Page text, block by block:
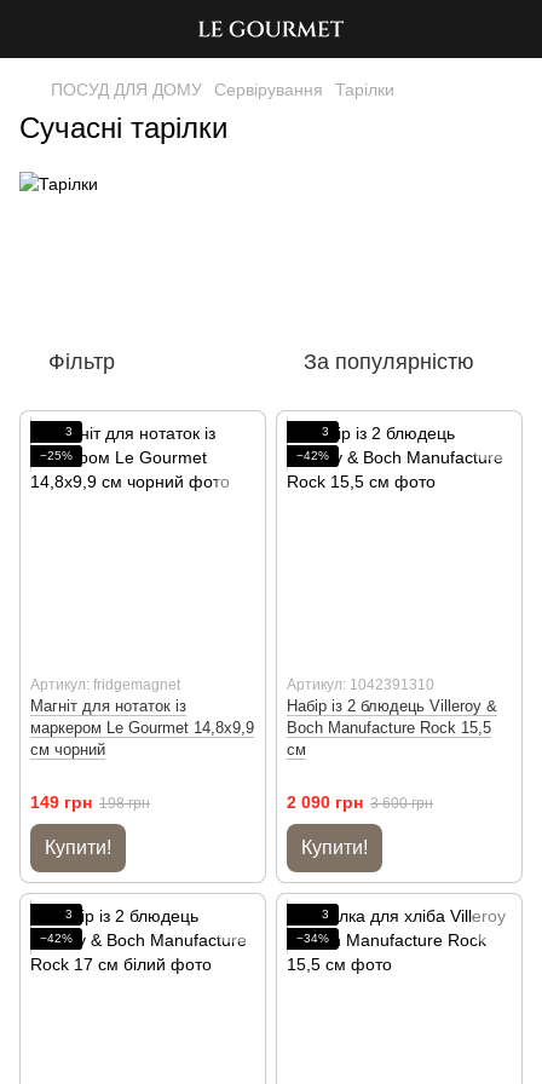
ПОСУД ДЛЯ ДОМУ Сервірування Тарілки
Сучасні тарілки
Фільтр За популярністю
3
−25%
Артикул: fridgemagnet
Магніт для нотаток із
маркером Le Gourmet 14,8х9,9
см чорний
149 грн 198 грн
Купити!
3
−42%
Артикул: 1042391310
Набір із 2 блюдець Villeroy &
Boch Manufacture Rock 15,5
см
2 090 грн 3 600 грн
Купити!
3
−42%
3
−34%